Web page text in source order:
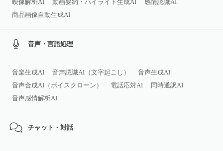
映像解析AI
動画要約・ハイライト生成AI
感情認識AI
商品画像自動生成AI
音声・言語処理
音楽生成AI 音声認識AI（文字起こし）
音声生成AI
音声合成AI（ボイスクローン）
電話応対AI
同時通訳AI
音声感情解析AI
チャット・対話